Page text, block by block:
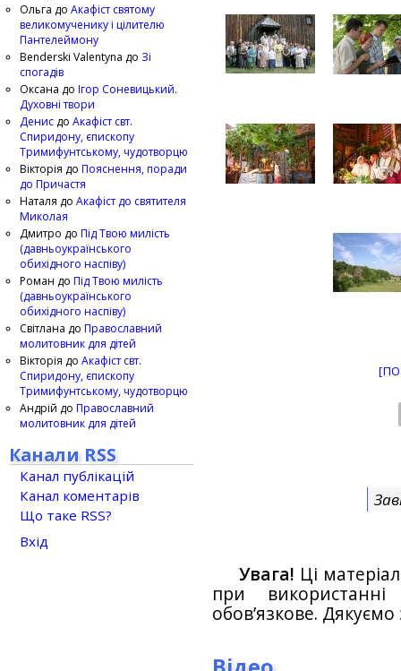
Увага! Ці
при
обов’язкове.
Ольга до Акафіст святому
великомученику і цілителю
Пантелеймону
Benderski Valentyna до Зі
спогадів
Оксана до Ігор Соневицький.
Духовні твори
Денис до Акафіст свт.
Спиридону, єпископу
Тримифунтському, чудотворцю
Вікторія до Пояснення, поради
до Причастя
Наталя до Акафіст до святителя
Миколая
Дмитро до Під Твою милість
(давньоукраїнського
обихідного наспіву)
Роман до Під Твою милість
(давньоукраїнського
обихідного наспіву)
Світлана до Православний
молитовник для дітей
Вікторія до Акафіст свт.
Спиридону, єпископу
Тримифунтському, чудотворцю
Андрій до Православний
молитовник для дітей
Канали RSS
Канал публікацій
Канал коментарів
Що таке RSS?
Вхід